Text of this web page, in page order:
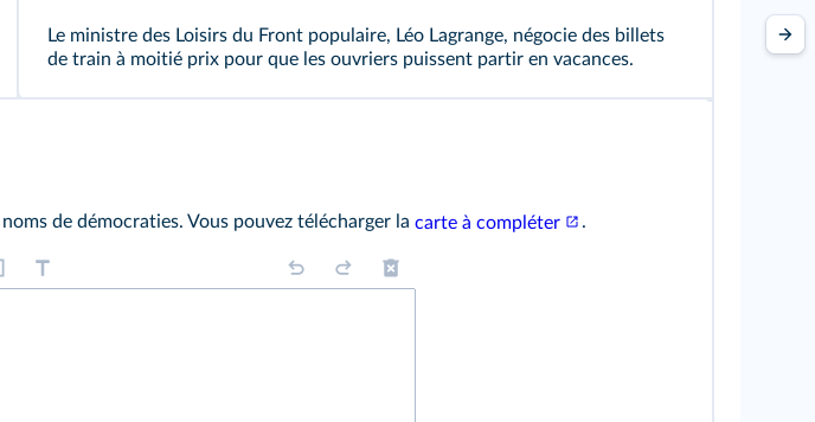
Le ministre des Loisirs du Front populaire, Léo Lagrange, négocie des billets
de train à moitié prix pour que les ouvriers puissent partir en vacances.
de démocraties. Vous pouvez télécharger la carte à compléter .